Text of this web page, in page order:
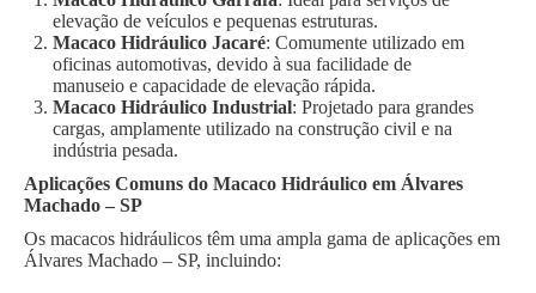
elevação de veículos e pequenas estruturas.
Macaco Hidráulico Jacaré: Comumente utilizado em
oficinas automotivas, devido à sua facilidade de
manuseio e capacidade de elevação rápida.
Macaco Hidráulico Industrial: Projetado para grandes
cargas, amplamente utilizado na construção civil e na
indústria pesada.
Aplicações Comuns do Macaco Hidráulico em Álvares
Machado – SP
Os macacos hidráulicos têm uma ampla gama de aplicações em
Álvares Machado – SP, incluindo: